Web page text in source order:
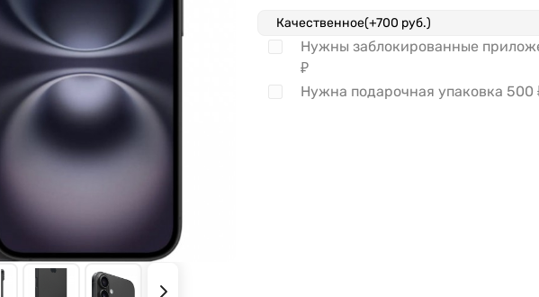
Нужны заблокированные
₽
Нужна подарочная упаковка500